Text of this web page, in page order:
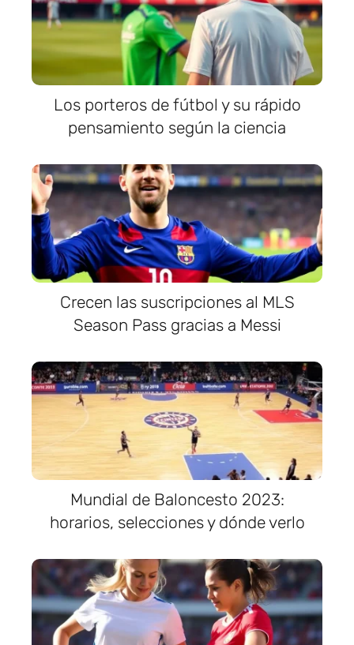
Los porteros de fútbol y su rápido
pensamiento según la ciencia
Crecen las suscripciones al MLS
Season Pass gracias a Messi
Mundial de Baloncesto 2023:
horarios, selecciones y dónde verlo